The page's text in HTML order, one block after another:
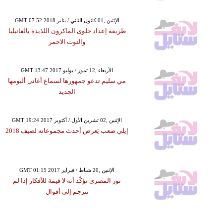
GMT 07:52 2018 الإثنين ,01 كانون الثاني / يناير
طريقة إعداد حلوى الماكرون اللذيذة بالفانيليا
والتوت الاحمر
GMT 13:47 2017 الأربعاء ,12 تموز / يوليو
مي سليم تدعو جمهورها لسماع أغاني ألبومها
الجديد
GMT 19:24 2017 الإثنين ,02 تشرين الأول / أكتوبر
إيلي صعب يَعرض أحدث مجموعاته لصيف 2018
GMT 01:15 2017 الإثنين ,20 شباط / فبراير
نور المصري تؤكّد أنه لا قيمة للأفكار إذا لم
تترجم إلى أقوال